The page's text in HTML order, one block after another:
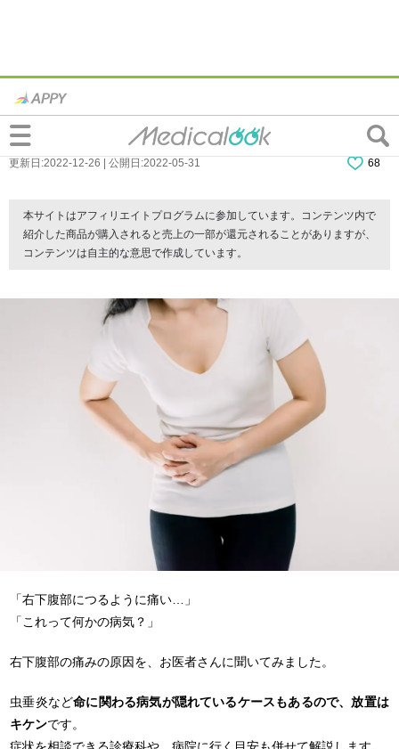
なぜ？右下腹部の「つるような痛み」の原
因。病院は何科？医師監修
更新日:2022-12-26 | 公開日:2022-05-31 68
本サイトはアフィリエイトプログラムに参加しています。コンテンツ内で
紹介した商品が購入されると売上の一部が還元されることがありますが、
コンテンツは自主的な意思で作成しています。
「右下腹部につるように痛い…」
「これって何かの病気？」
右下腹部の痛みの原因を、お医者さんに聞いてみました。
虫垂炎など命に関わる病気が隠れているケースもあるので、放置は
キケンです。